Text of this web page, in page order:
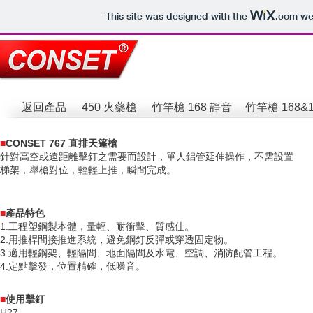
This site was designed with the .com
返回產品 竹竿槍 168 靜音 竹竿槍
450 火藥槍
■CONSET 767 直排天篷槍
針對高空或遠距離擊釘之需要而設計，單人鋁管延伸操作，不需設置
梯架，舉槍對位，輕輕上推，瞬間完成。
■產品特色
1.工程塑鋼製本體，量輕、耐衝擊、質感佳。
2.用推桿間接推進系統，避免鋼釘反彈或穿透固定物。
3.適用輕鋼架、輕隔間、地面隔間及水電、空調、消防配管工程。
4.定點擊發，位置精確，低噪音。
■使用擊釘